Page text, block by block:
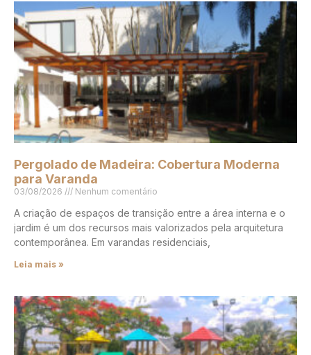
Pergolado de Madeira: Cobertura Moderna
para Varanda
03/08/2026 Nenhum comentário
A criação de espaços de transição entre a área interna e o
jardim é um dos recursos mais valorizados pela arquitetura
contemporânea. Em varandas residenciais,
Leia mais »